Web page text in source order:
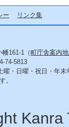
ー リンク集
161-1（町庁舎案内
74-5813
曜・日曜・祝日・年末
。
Kanra